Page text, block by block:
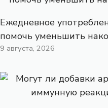
Ежедневное
помочь уменьшить
9 августа, 2026